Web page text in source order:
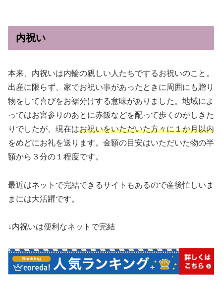
内祝い
本来、内祝いは内輪の親しい人たちでするお祝いのこと。
出産に限らず、家でお祝い事があったときに周囲にも贈り
物をして喜びをお裾分けする意味がありました。地域によ
ってはお宮参りのあとに赤飯などを配って歩くのがしきた
りでしたが、現在はお祝いをいただいた方々に１か月以内
をめどにお礼を送ります。金額の目安はいただいた物の半
額から３分の１程度です。
最近はネットで完結できるサイトもあるので産後忙しいま
まには大活躍です。
↓内祝いは便利なネットで完結